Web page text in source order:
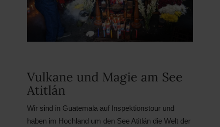
Vulkane und Magie am See
Atitlán
Wir sind in Guatemala auf Inspektionstour und
haben im Hochland um den See Atitlán die Welt der